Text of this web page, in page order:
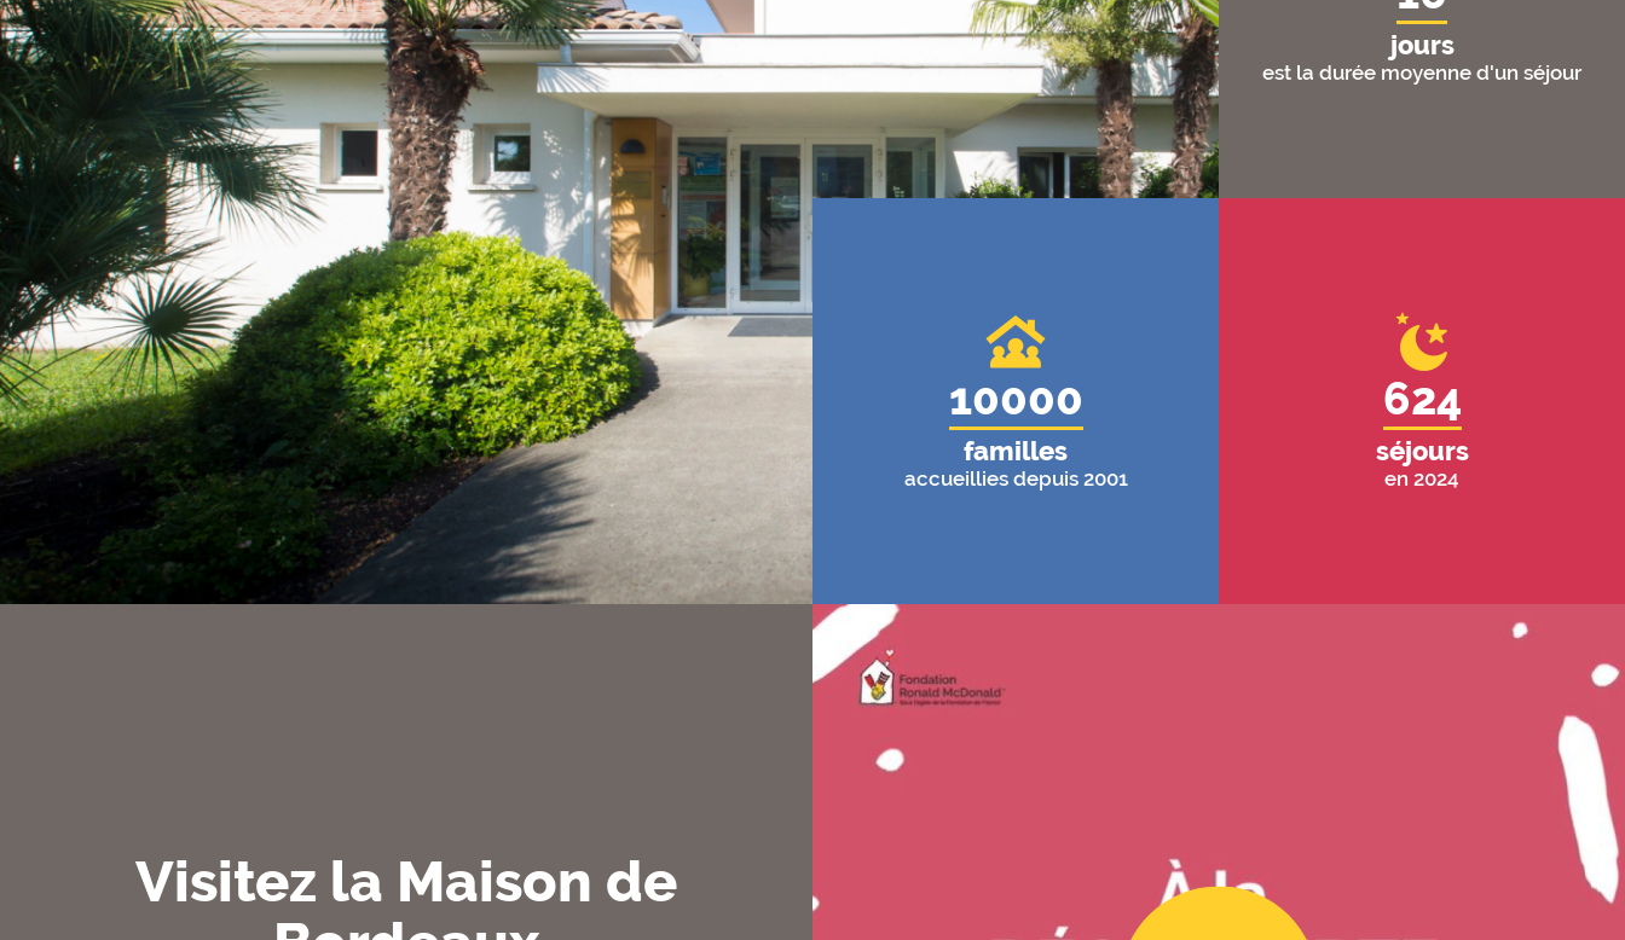
jours
est la durée moyenne d'un séjour
10000
familles
accueillies depuis 2001
624
séjours
en 2024
Visitez la Maison de
Voir la vidéo